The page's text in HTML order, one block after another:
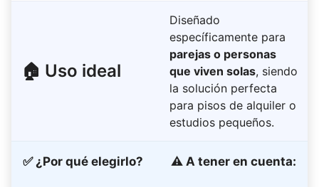
🏠 Uso ideal
Diseñado
específicamente para
parejas o personas
que viven solas, siendo
la solución perfecta
para pisos de alquiler o
estudios pequeños.
✅ ¿Por qué elegirlo? ⚠ A tener en cuenta: